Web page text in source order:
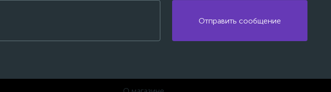
Отправить сообщение